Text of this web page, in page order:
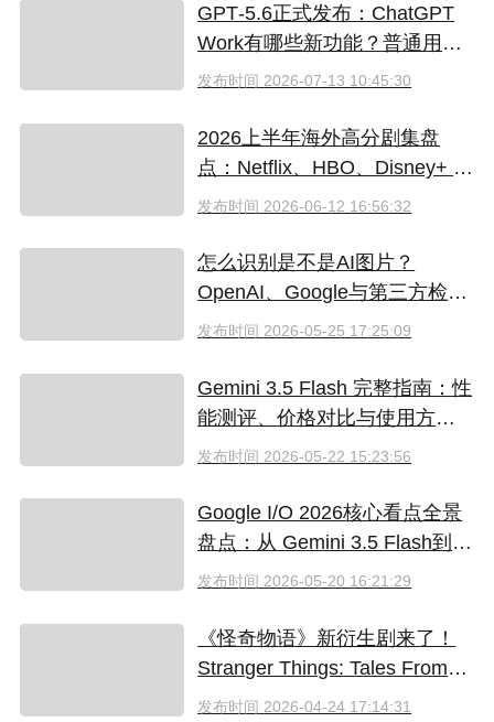
GPT‑5.6正式发布：ChatGPT
Work有哪些新功能？普通用户
值得升级吗
发布时间 2026-07-13 10:45:30
2026上半年海外高分剧集盘
点：Netflix、HBO、Disney+ 哪
些爆款必追？（附国内超划算
发布时间 2026-06-12 16:56:32
怎么识别是不是AI图片？
OpenAI、Google与第三方检测
工具对比
发布时间 2026-05-25 17:25:09
Gemini 3.5 Flash 完整指南：性
能测评、价格对比与使用方法
（2026）
发布时间 2026-05-22 15:23:56
Google I/O 2026核心看点全景
盘点：从 Gemini 3.5 Flash到全
新AI智能体生态
发布时间 2026-05-20 16:21:29
《怪奇物语》新衍生剧来了！
Stranger Things: Tales From
'85 好看吗？附奈飞拼车低价观
发布时间 2026-04-24 17:14:31